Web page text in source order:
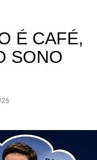
segue
lideranças de
em torno de
É CAFÉ,
SONO